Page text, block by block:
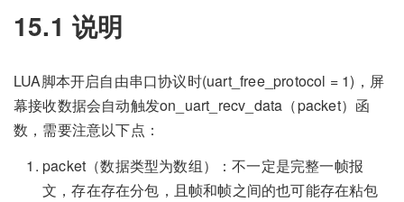
15.1 说明
LUA脚本开启自由串口协议时(uart_free_protocol = 1)，屏
幕接收数据会自动触发on_uart_recv_data（packet）函
数，需要注意以下点：
packet（数据类型为数组）：不一定是完整一帧报
文，存在存在分包，且帧和帧之间的也可能存在粘包